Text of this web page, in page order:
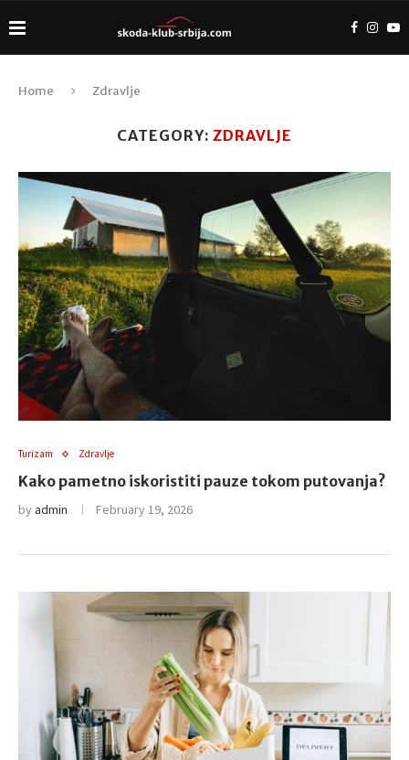
Home Zdravlje
CATEGORY: ZDRAVLJE
Turizam Zdravlje
Kako pametno iskoristiti pauze tokom putovanja?
byadmin February 19, 2026